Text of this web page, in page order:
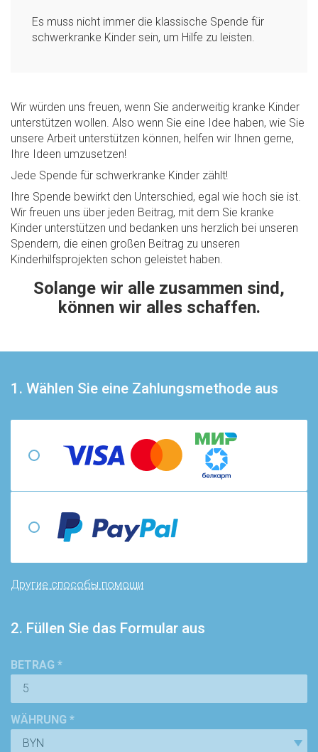
Es muss nicht immer die klassische Spende für
schwerkranke Kinder sein, um Hilfe zu leisten.
Wir würden uns freuen, wenn Sie anderweitig kranke Kinder
unterstützen wollen. Also wenn Sie eine Idee haben, wie Sie
unsere Arbeit unterstützen können, helfen wir Ihnen gerne,
Ihre Ideen umzusetzen!
Jede Spende für schwerkranke Kinder zählt!
Ihre Spende bewirkt den Unterschied, egal wie hoch sie ist.
Wir freuen uns über jeden Beitrag, mit dem Sie kranke
Kinder unterstützen und bedanken uns herzlich bei unseren
Spendern, die einen großen Beitrag zu unseren
Kinderhilfsprojekten schon geleistet haben.
Solange wir alle zusammen sind,
können wir alles schaffen.
1. Wählen Sie eine Zahlungsmethode aus
Другие способы помощи
2. Füllen Sie das Formular aus
BETRAG *
WÄHRUNG *